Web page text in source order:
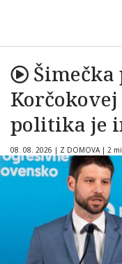
politika je
08. 08. 2026 | Z DOMOVA | 2